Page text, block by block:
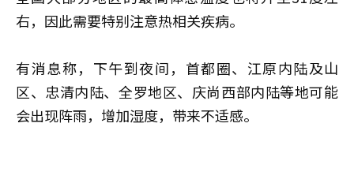
右，因此需要特别注意热相关疾病。
有消息称，下午到夜间，首都圈、江原内陆及山
区、忠清内陆、全罗地区、庆尚西部内陆等地可能
会出现阵雨，增加湿度，带来不适感。